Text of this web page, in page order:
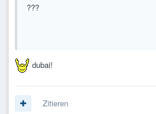
???
dubai!
Zitieren